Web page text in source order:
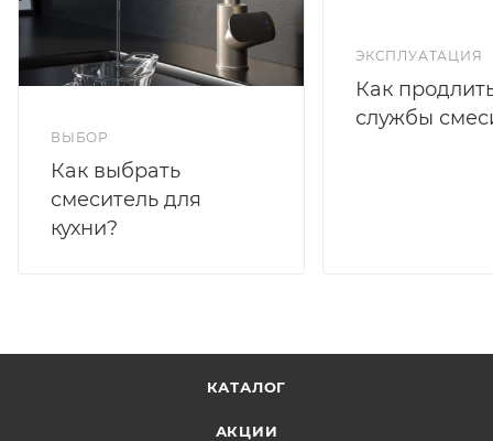
ВЫБОР
Как выбрать
смеситель для
кухни?
ЭКСПЛУАТАЦИЯ
Как
службы
КАТАЛОГ
АКЦИИ